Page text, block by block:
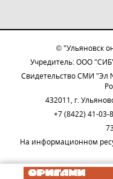
© "Ульяновск
Учредитель: ООО
Свидетельство СМИ "Эл
432011, г.
+7 (8422) 41-03-
На информационном